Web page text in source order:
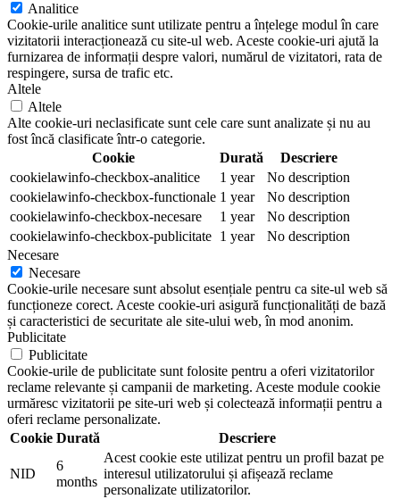
Analitice
Cookie-urile analitice sunt utilizate pentru a înțelege modul în care
vizitatorii interacționează cu site-ul web. Aceste cookie-uri ajută la
furnizarea de informații despre valori, numărul de vizitatori, rata de
respingere, sursa de trafic etc.
Altele
Altele
Alte cookie-uri neclasificate sunt cele care sunt analizate și nu au
fost încă clasificate într-o categorie.
Cookie
Durată
Descriere
cookielawinfo-checkbox-analitice
1 year
No description
cookielawinfo-checkbox-functionale 1 year
No description
cookielawinfo-checkbox-necesare
1 year
No description
cookielawinfo-checkbox-publicitate 1 year
No description
Necesare
Necesare
Cookie-urile necesare sunt absolut esențiale pentru ca site-ul web să
funcționeze corect. Aceste cookie-uri asigură funcționalități de bază
și caracteristici de securitate ale site-ului web, în mod anonim.
Publicitate
Publicitate
Cookie-urile de publicitate sunt folosite pentru a oferi vizitatorilor
reclame relevante și campanii de marketing. Aceste module cookie
urmăresc vizitatorii pe site-uri web și colectează informații pentru a
oferi reclame personalizate.
Cookie Durată Descriere
NID
6
months
Acest cookie este utilizat pentru un profil bazat pe
interesul utilizatorului și afișează reclame
personalizate utilizatorilor.